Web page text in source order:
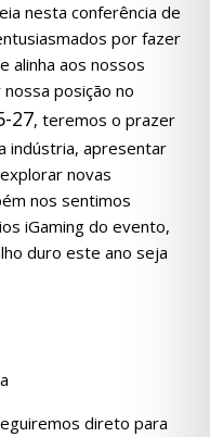
nesta conferência de
por fazer
alinha aos nossos
posição no
27, teremos o prazer
indústria, apresentar
novas
nos sentimos
iGaming do evento,
duro este ano seja
direto para